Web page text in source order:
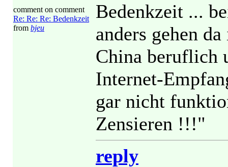
comment on comment
Re: Re: Re: Bedenkzeit
from bjeu
Bedenkzeit ...
anders gehen
China beruflich
Internet-
gar nicht
Zensieren !!!"
reply